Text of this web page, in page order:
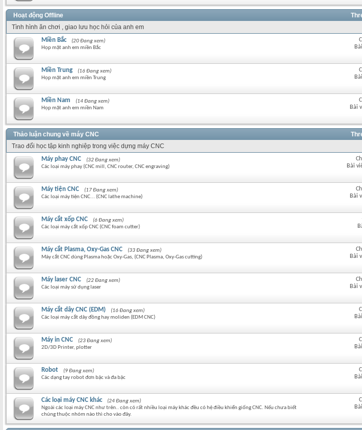
diễn
này
Hoạt động Offline
Tình hình ăn chơi , giao lưu học hỏi của anh em
Miền Bắc
(20 Đang xem)
Họp mặt anh em miền Bắc
diễn
Miền Trung
(16 Đang xem)
Họp mặt anh em miền Trung
diễn
Miền Nam
(14 Đang xem)
Họp mặt anh em miền Nam
diễn
này
Bài
Thảo luận chung về máy CNC
Trao đổi học tập kinh nghiệp trong việc dựng máy CNC
Máy phay CNC
(32 Đang xem)
Các loại máy phay (CNC mill, CNC router, CNC engraving)
diễn
Bài
Máy tiện CNC
(17 Đang xem)
Các loại máy tiện CNC... (CNC lathe machine)
diễn
Bài
Máy cắt xốp CNC
(6 Đang xem)
Các loại máy cắt xốp CNC (CNC foam cutter)
diễn
Máy cắt Plasma, Oxy-Gas CNC
(33 Đang xem)
Máy cắt CNC dùng Plasma hoặc Oxy-Gas, (CNC Plasma, Oxy-Gas cutting)
diễn
Bài
Máy laser CNC
(22 Đang xem)
Các loại máy sử dụng laser
diễn
Bài
Máy cắt dây CNC (EDM)
(16 Đang xem)
Các loại máy cắt dây đồng hay moliden (EDM CNC)
diễn
Máy in CNC
(23 Đang xem)
2D/3D Printer, plotter
diễn
Robot
(9 Đang xem)
Các dạng tay robot đơn bậc và đa bậc
diễn
Các loại máy CNC khác
(24 Đang xem)
Ngoài các loại máy CNC như trên.. còn có rất nhiều loại máy khác đều có hệ điều khiển giống CNC. Nếu chưa biết
chúng thuộc nhóm nào thì cho vào đây.
diễn